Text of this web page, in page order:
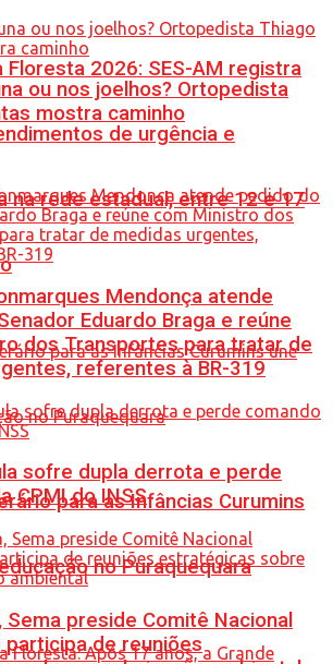
Floresta 2026: SES-AM registra
de urgência e
na rede estadual, entre 12 e 17
para as Infâncias Curumins
no Puraquequara
ou nos joelhos? Ortopedista
mostra caminho
Mendonça atende
Eduardo Braga e reúne
dos Transportes para tratar de
referentes à BR-319
sofre dupla derrota e perde
CPMI do INSS
Sema preside Comitê Nacional
de reuniões